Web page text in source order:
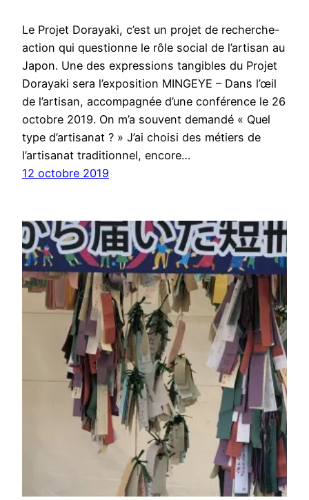
Le Projet Dorayaki, c’est un projet de recherche-
action qui questionne le rôle social de l’artisan au
Japon. Une des expressions tangibles du Projet
Dorayaki sera l’exposition MINGEYE – Dans l’œil
de l’artisan, accompagnée d’une conférence le 26
octobre 2019. On m’a souvent demandé « Quel
type d’artisanat ? » J’ai choisi des métiers de
l’artisanat traditionnel, encore…
12 octobre 2019